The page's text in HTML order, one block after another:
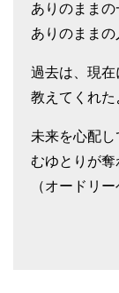
ありのままの
ありのままの
過去は、現
教えてくれた
未来を心配
むゆとりが奪
（オードリ